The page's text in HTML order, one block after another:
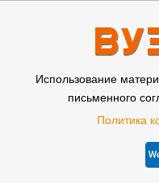
Использование
письменного
Политика